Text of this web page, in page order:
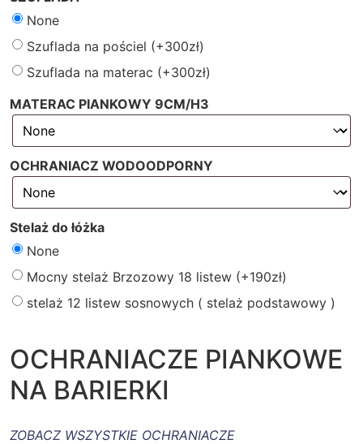
None
Szuflada na pościel (+300zł)
Szuflada na materac (+300zł)
MATERAC PIANKOWY 9CM/H3
OCHRANIACZ WODOODPORNY
Stelaż do łóżka
None
Mocny stelaż Brzozowy 18 listew (+190zł)
stelaż 12 listew sosnowych ( stelaż podstawowy )
OCHRANIACZE PIANKOWE
NA BARIERKI
ZOBACZ WSZYSTKIE OCHRANIACZE